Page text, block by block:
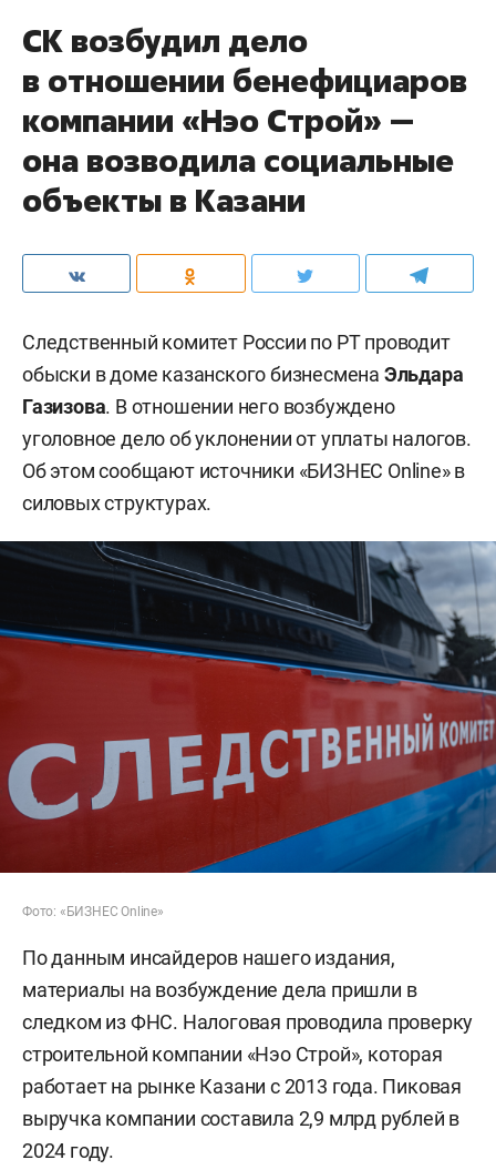
СК возбудил дело
в отношении бенефициаров
компании «Нэо Строй» —
она возводила социальные
объекты в Казани
Следственный комитет России по РТ проводит
обыски в доме казанского бизнесмена Эльдара
Газизова. В отношении него возбуждено
уголовное дело об уклонении от уплаты налогов.
Об этом сообщают источники «БИЗНЕС Online» в
силовых структурах.
Фото: «БИЗНЕС Online»
По данным инсайдеров нашего издания,
материалы на возбуждение дела пришли в
следком из ФНС. Налоговая проводила проверку
строительной компании «Нэо Строй», которая
работает на рынке Казани с 2013 года. Пиковая
выручка компании составила 2,9 млрд рублей в
2024 году.